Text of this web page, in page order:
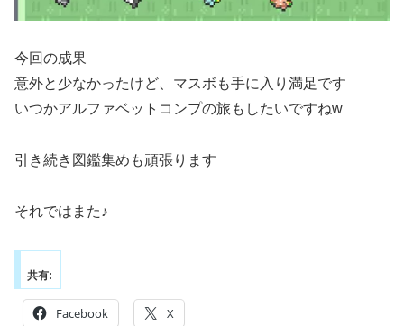
今回の成果
意外と少なかったけど、マスボも手に入り満足です
いつかアルファベットコンプの旅もしたいですねw
引き続き図鑑集めも頑張ります
それではまた♪
共有:
Facebook X